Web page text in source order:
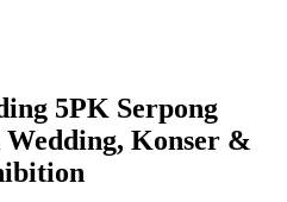
5PK Serpong
Konser &